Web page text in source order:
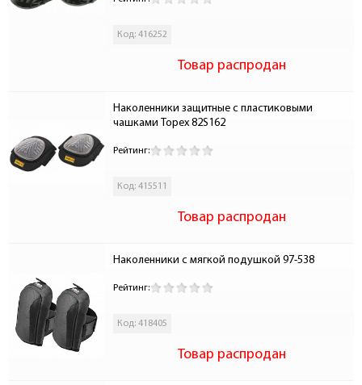
Код: 416252
Товар распродан
Наколенники защитные с пластиковыми
чашками Topex 82S162
Рейтинг:
Код: 415511
Товар распродан
Наколенники с мягкой подушкой 97-538
Рейтинг:
Код: 418405
Товар распродан